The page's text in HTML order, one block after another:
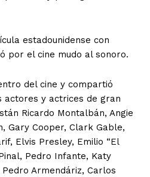
estadounidense con
por el cine mudo al sonoro.
del cine y compartió
actores y actrices de gran
Ricardo Montalbán, Angie
Gary Cooper, Clark Gable,
Elvis Presley, Emilio “El
Pedro Infante, Katy
Armendáriz, Carlos